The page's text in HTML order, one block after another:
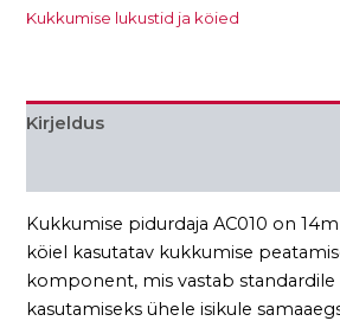
Kukkumise lukustid ja köied
Kirjeldus
Kukkumise pidurdaja AC010 on
köiel kasutatav kukkumise
komponent, mis vastab standardile
kasutamiseks ühele isikule